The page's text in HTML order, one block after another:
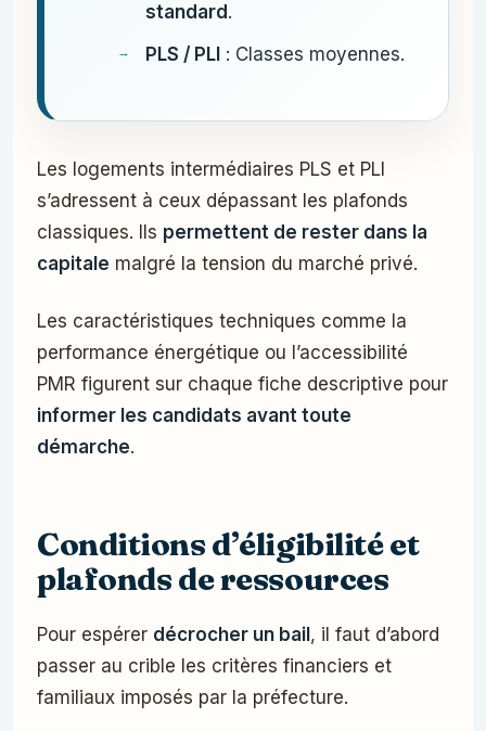
standard .
PLS / PLI : Classes moyennes.
Les logements intermédiaires PLS et PLI
s’adressent à ceux dépassant les plafonds
classiques. Ils permettent de rester dans la
capitale malgré la tension du marché privé.
Les caractéristiques techniques comme la
performance énergétique ou l’accessibilité
PMR figurent sur chaque fiche descriptive pour
informer les candidats avant toute
démarche.
Conditions d’éligibilité et
plafonds de ressources
Pour espérer décrocher un bail, il faut d’abord
passer au crible les critères financiers et
familiaux imposés par la préfecture.